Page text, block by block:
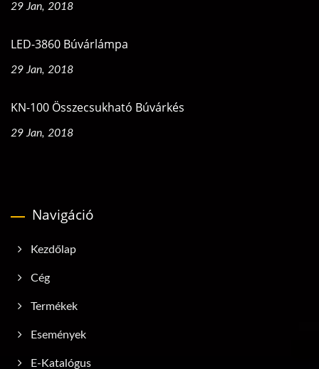
29 Jan, 2018
LED-3860 Búvárlámpa
29 Jan, 2018
KN-100 Összecsukható Búvárkés
29 Jan, 2018
Navigáció
Kezdőlap
Cég
Termékek
Események
E-Katalógus